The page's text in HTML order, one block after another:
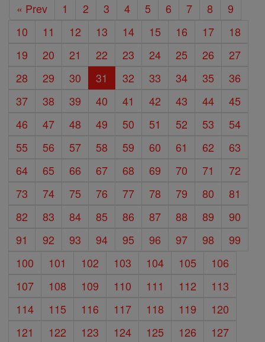
« Prev 1 2 3 4 5 6 7 8
9
10
11 12 13 14 15 16 17
18
19
20 21 22 23 24 25 26
27
28
29 30 31 32 33 34 35
36
37
38 39 40 41 42 43 44
45
46
47 48 49 50 51 52 53
54
55
56 57 58 59 60 61 62
63
64
65 66 67 68 69 70 71
72
73
74 75 76 77 78 79 80
81
82
83 84 85 86 87 88 89
90
91
92 93 94 95 96 97 98
99
100
101 102 103 104 105
106
107
108 109 110 111 112
113
114
115 116 117 118 119
120
121
122 123 124 125 126
127